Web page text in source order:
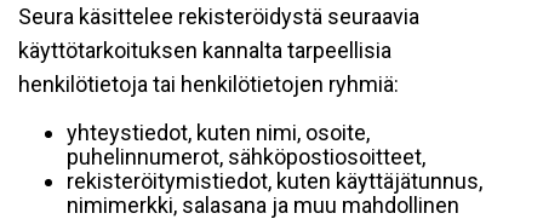
Seura käsittelee rekisteröidystä seuraavia
käyttötarkoituksen kannalta tarpeellisia
henkilötietoja tai henkilötietojen ryhmiä:
yhteystiedot, kuten nimi, osoite,
puhelinnumerot, sähköpostiosoitteet,
rekisteröitymistiedot, kuten käyttäjätunnus,
nimimerkki, salasana ja muu mahdollinen